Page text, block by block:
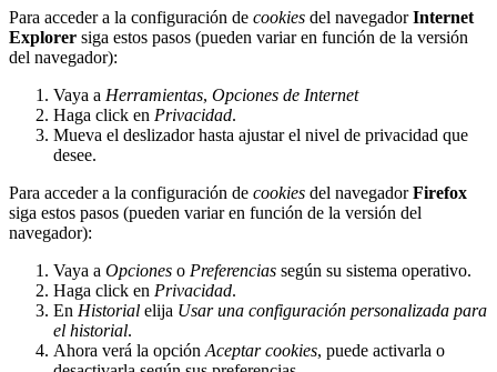
Para acceder a la configuración de cookies del navegadorInternet
Explorer siga estos pasos (pueden variar en función de la versión
del navegador):
Vaya a Herramientas, Opciones de Internet
Haga click en Privacidad.
Mueva el deslizador hasta ajustar el nivel de privacidad que
desee.
Para acceder a la configuración de cookies del navegadorFirefox
siga estos pasos (pueden variar en función de la versión del
navegador):
Vaya a Opciones o Preferencias según su sistema operativo.
Haga click en Privacidad.
En Historial elija Usar una configuración personalizada para
el historial.
Ahora verá la opciónAceptar cookies, puede activarla o